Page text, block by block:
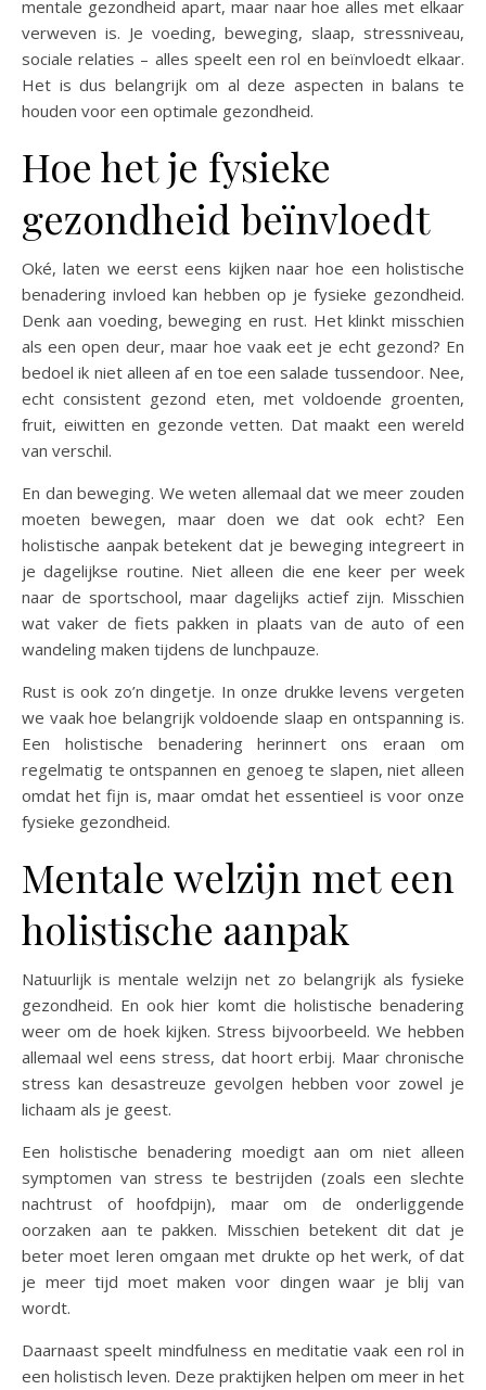
mentale gezondheid apart, maar naar hoe alles met elkaar
verweven is. Je voeding, beweging, slaap, stressniveau,
sociale relaties – alles speelt een rol en beïnvloedt elkaar.
Het is dus belangrijk om al deze aspecten in balans te
houden voor een optimale gezondheid.
Hoe het je fysieke
gezondheid beïnvloedt
Oké, laten we eerst eens kijken naar hoe een holistische
benadering invloed kan hebben op je fysieke gezondheid.
Denk aan voeding, beweging en rust. Het klinkt misschien
als een open deur, maar hoe vaak eet je echt gezond? En
bedoel ik niet alleen af en toe een salade tussendoor. Nee,
echt consistent gezond eten, met voldoende groenten,
fruit, eiwitten en gezonde vetten. Dat maakt een wereld
van verschil.
En dan beweging. We weten allemaal dat we meer zouden
moeten bewegen, maar doen we dat ook echt? Een
holistische aanpak betekent dat je beweging integreert in
je dagelijkse routine. Niet alleen die ene keer per week
naar de sportschool, maar dagelijks actief zijn. Misschien
wat vaker de fiets pakken in plaats van de auto of een
wandeling maken tijdens de lunchpauze.
Rust is ook zo’n dingetje. In onze drukke levens vergeten
we vaak hoe belangrijk voldoende slaap en ontspanning is.
Een holistische benadering herinnert ons eraan om
regelmatig te ontspannen en genoeg te slapen, niet alleen
omdat het fijn is, maar omdat het essentieel is voor onze
fysieke gezondheid.
Mentale welzijn met een
holistische aanpak
Natuurlijk is mentale welzijn net zo belangrijk als fysieke
gezondheid. En ook hier komt die holistische benadering
weer om de hoek kijken. Stress bijvoorbeeld. We hebben
allemaal wel eens stress, dat hoort erbij. Maar chronische
stress kan desastreuze gevolgen hebben voor zowel je
lichaam als je geest.
Een holistische benadering moedigt aan om niet alleen
symptomen van stress te bestrijden (zoals een slechte
nachtrust of hoofdpijn), maar om de onderliggende
oorzaken aan te pakken. Misschien betekent dit dat je
beter moet leren omgaan met drukte op het werk, of dat
je meer tijd moet maken voor dingen waar je blij van
wordt.
Daarnaast speelt mindfulness en meditatie vaak een rol in
een holistisch leven. Deze praktijken helpen om meer in het